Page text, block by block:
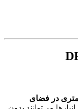
برد ۳۰۰ متری در فضای